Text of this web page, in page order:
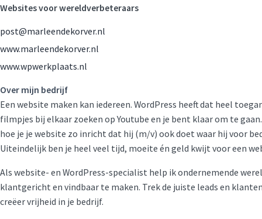
Websites voor wereldverbeteraars
post@marleendekorver.nl
www.marleendekorver.nl
www.wpwerkplaats.nl
Over mijn bedrijf
Een website maken kan iedereen. WordPress heeft dat heel
filmpjes bij elkaar zoeken op Youtube en je bent klaar om te
hoe je je website zo inricht dat hij (m/v) ook doet waar hij voor
Uiteindelijk ben je heel veel tijd, moeite én geld kwijt voor een
Als website- en WordPress-specialist help ik ondernemende
klantgericht en vindbaar te maken. Trek de juiste leads en
creëer vrijheid in je bedrijf.